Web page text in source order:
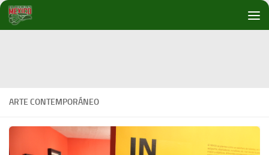
Debajo del contenido
ARTE CONTEMPORÁNEO